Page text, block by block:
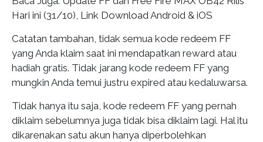
Hari ini (31/10), Link Download Android & iOS
Catatan tambahan, tidak semua kode redeem FF
yang Anda klaim saat ini mendapatkan reward atau
hadiah gratis. Tidak jarang kode redeem FF yang
mungkin Anda temui justru expired atau kedaluwarsa.
Tidak hanya itu saja, kode redeem FF yang pernah
diklaim sebelumnya juga tidak bisa diklaim lagi. Hal itu
dikarenakan satu akun hanya diperbolehkan